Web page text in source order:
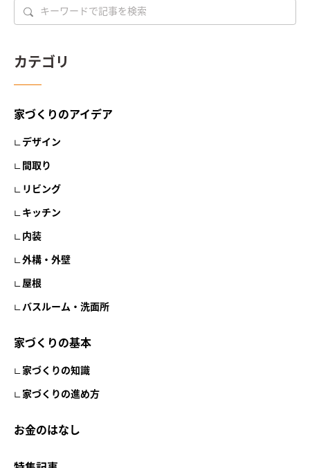
カテゴリ
家づくりのアイデア
デザイン
間取り
リビング
キッチン
内装
外構・外壁
屋根
バスルーム・洗面所
家づくりの基本
家づくりの知識
家づくりの進め方
お金のはなし